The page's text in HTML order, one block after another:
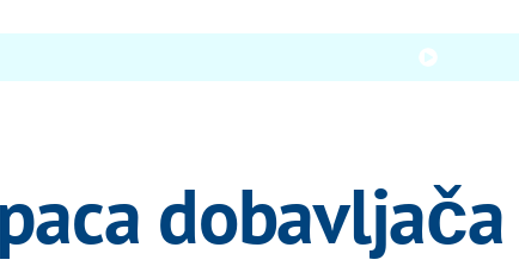
dobavljača